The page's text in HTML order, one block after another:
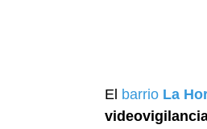
El barrio La